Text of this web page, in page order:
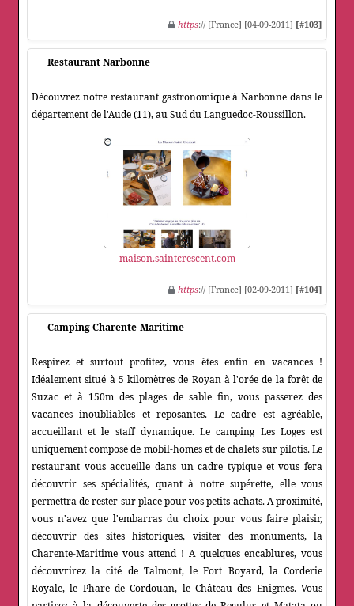
https:// [France] [04-09-2011] [#103]
Restaurant Narbonne
Découvrez notre restaurant gastronomique à Narbonne dans le
département de l'Aude (11), au Sud du Languedoc-Roussillon.
maison.saintcrescent.com
https:// [France] [02-09-2011] [#104]
Camping Charente-Maritime
Respirez et surtout profitez, vous êtes enfin en vacances !
Idéalement situé à 5 kilomètres de Royan à l'orée de la forêt de
Suzac et à 150m des plages de sable fin, vous passerez des
vacances inoubliables et reposantes. Le cadre est agréable,
accueillant et le staff dynamique. Le camping Les Loges est
uniquement composé de mobil-homes et de chalets sur pilotis. Le
restaurant vous accueille dans un cadre typique et vous fera
découvrir ses spécialités, quant à notre supérette, elle vous
permettra de rester sur place pour vos petits achats. A proximité,
vous n'avez que l'embarras du choix pour vous faire plaisir,
découvrir des sites historiques, visiter des monuments, la
Charente-Maritime vous attend ! A quelques encablures, vous
découvrirez la cité de Talmont, le Fort Boyard, la Corderie
Royale, le Phare de Cordouan, le Château des Enigmes. Vous